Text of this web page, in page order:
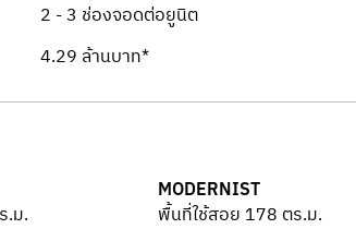
2 - 3 ช่องจอดต่อยูนิต
4.29 ล้านบาท*
.ม.
MODERNIST
พื้นที่ใช้สอย 178 ตร.ม.